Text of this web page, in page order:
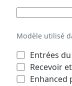
Modèle utilisé
Entrées
Recevoir
Enhanced